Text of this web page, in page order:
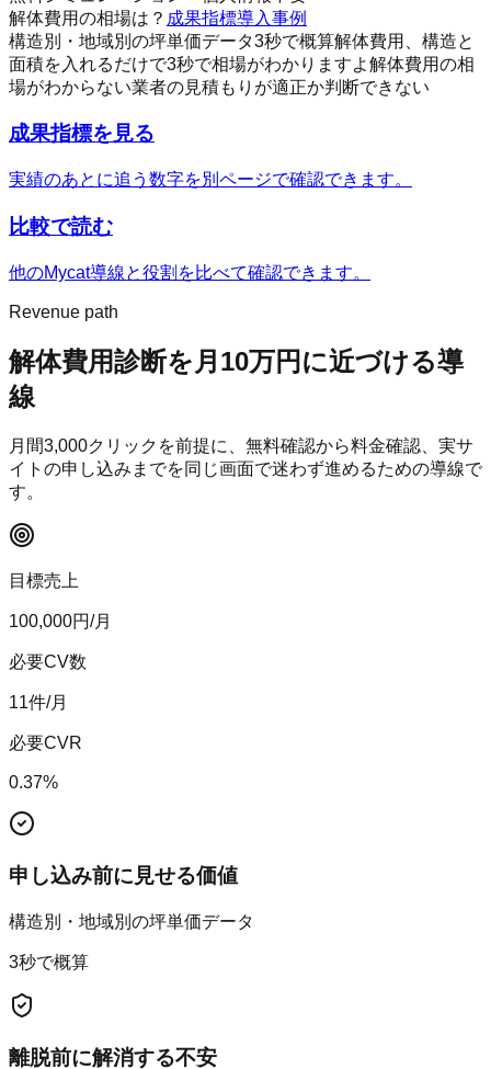
解体費用の相場は？ 成果指標導入事例
構造別・地域別の坪単価データ3秒で概算解体費用、構造と
面積を入れるだけで3秒で相場がわかりますよ解体費用の相
場がわからない業者の見積もりが適正か判断できない
成果指標を見る
実績のあとに追う数字を別ページで確認できます。
比較で読む
他のMycat導線と役割を比べて確認できます。
Revenue path
解体費用診断を月10万円に近づける導
線
月間3,000クリックを前提に、無料確認から料金確認、実サ
イトの申し込みまでを同じ画面で迷わず進めるための導線で
す。
目標売上
100,000円/月
必要CV数
11件/月
必要CVR
0.37%
申し込み前に見せる価値
構造別・地域別の坪単価データ
3秒で概算
離脱前に解消する不安